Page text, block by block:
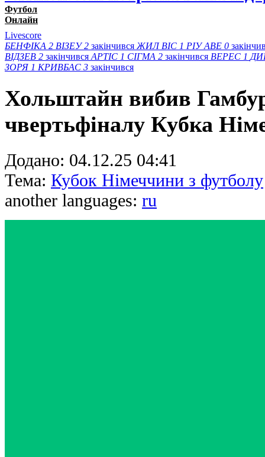
Футбол
Онлайн
Livescore
БЕНФІКА 2 ВІЗЕУ 2 закінчився ЖИЛ ВІС 1 РІУ АВЕ 0
ВІДЗЕВ 2 закінчився АРТІС 1 СІГМА 2 закінчився ВЕРЕС 1
ЗОРЯ 1 КРИВБАС 3 закінчився
Хольштайн вибив
чвертьфіналу Кубка
Додано: 04.12.25 04:41
Тема: Кубок Німеччини з футболу
another languages: ru